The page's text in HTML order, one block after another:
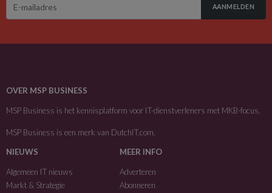
AANMELDEN
OVER MSP BUSINESS
MSP Business is het kennisplatform voor IT-dienstverleners met MKB-focus.
MSP Business is een merk van DutchIT.com
NIEUWS
Algemeen IT nieuws
Markt & Strategie
MEER INFO
Adverteren
Abonneren